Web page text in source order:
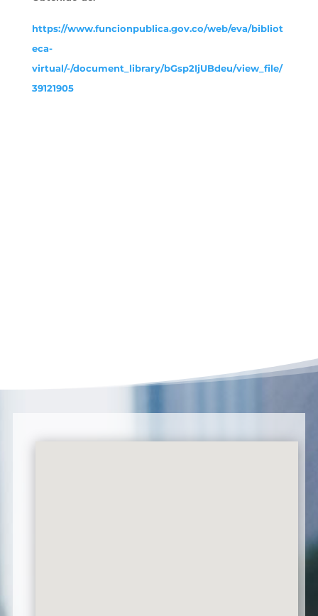
https://www.funcionpublica.gov.co/web/eva/bibliot
eca-
virtual/-/document_library/bGsp2IjUBdeu/view_file/
39121905